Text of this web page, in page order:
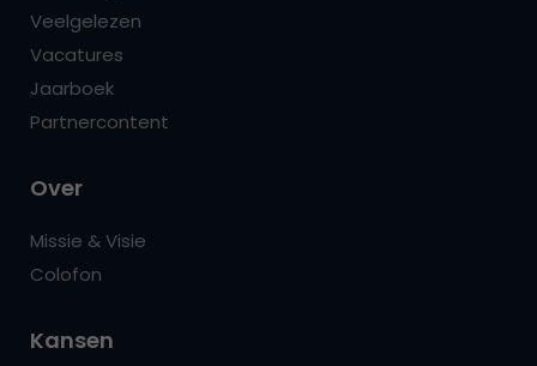
Veelgelezen
Vacatures
Jaarboek
Partnercontent
Over
Missie & Visie
Colofon
Kansen